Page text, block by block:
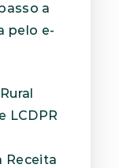
a
pelo e-
LCDPR
Receita